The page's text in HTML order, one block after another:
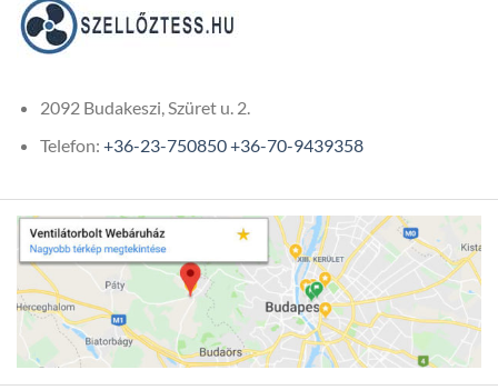
2092 Budakeszi, Szüret u. 2.
Telefon: +36-23-750850+36-70-9439358